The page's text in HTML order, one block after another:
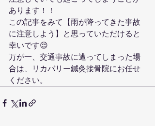
あります！！
この記事をみて【雨が降ってきた事故
に注意しよう】と思っていただけると
幸いです😌
万が一、交通事故に遭ってしまった場
合は、リカバリー鍼灸接骨院にお任せ
ください。